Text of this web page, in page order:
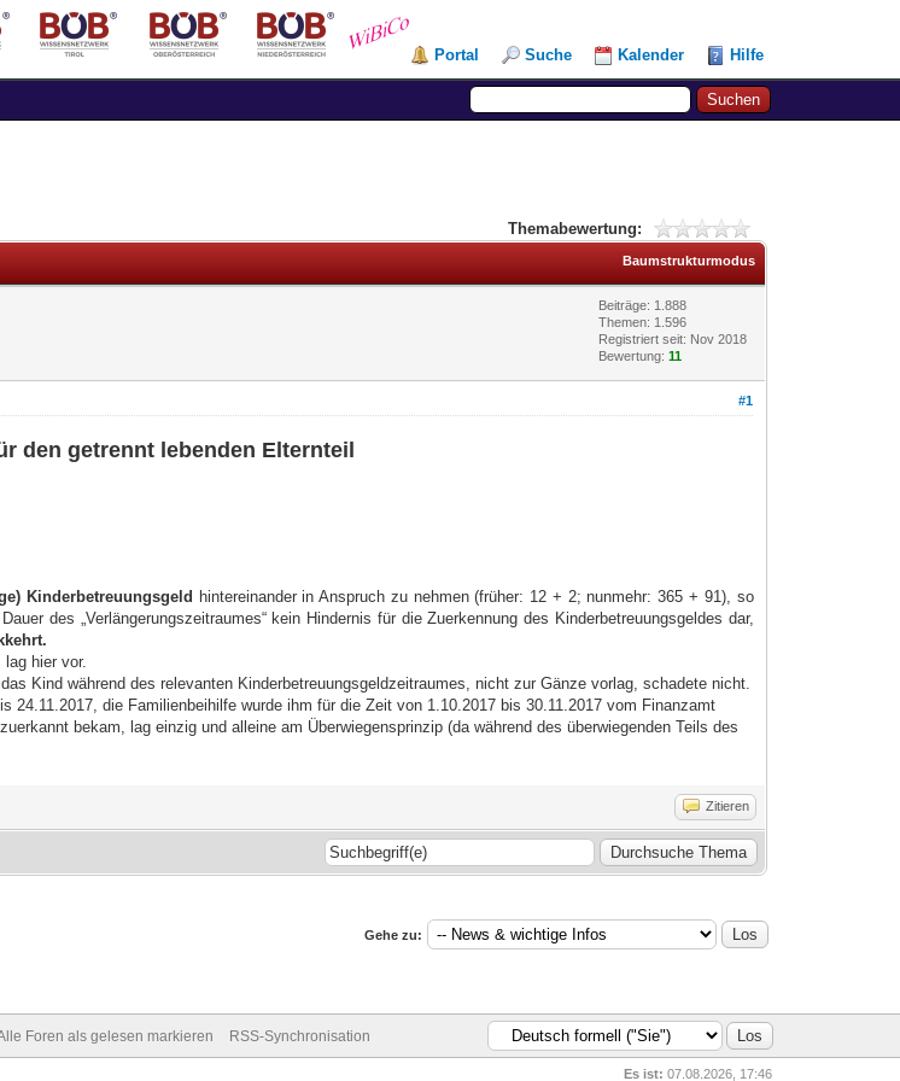
Portal Suche Kalender Hilfe
Themabewertung:
Baumstrukturmodus
Beiträge: 1.888
Themen: 1.596
Registriert seit: Nov 2018
Bewertung:11
#1
den getrennt lebenden Elternteil
Kinderbetreuungsgeld hintereinander in Anspruch zu nehmen (früher: 12 + 2; nunmehr: 365 + 91), so
des „Verlängerungszeitraumes“ kein Hindernis für die Zuerkennung des Kinderbetreuungsgeldes dar,
lag hier vor.
Kind während des relevanten Kinderbetreuungsgeldzeitraumes, nicht zur Gänze vorlag, schadete nicht.
24.11.2017, die Familienbeihilfe wurde ihm für die Zeit von 1.10.2017 bis 30.11.2017 vom Finanzamt
bekam, lag einzig und alleine am Überwiegensprinzip (da während des überwiegenden Teils des
Zitieren
Gehe zu:
Foren als gelesen markieren RSS-Synchronisation
Es ist: 07.08.2026, 17:46